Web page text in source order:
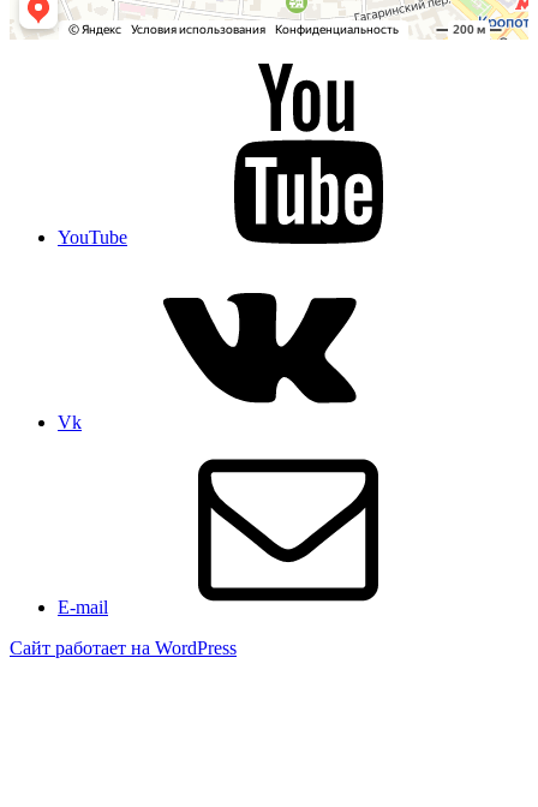
YouTube
Vk
E-mail
Сайт работает на WordPress